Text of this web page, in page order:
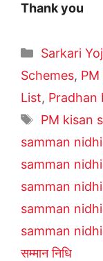
Thank you
Categories
Sarkari
Schemes, PM
List, Pradhan
Tags
PM kisan
samman
samman
samman
samman
samman
सम्मान निधि